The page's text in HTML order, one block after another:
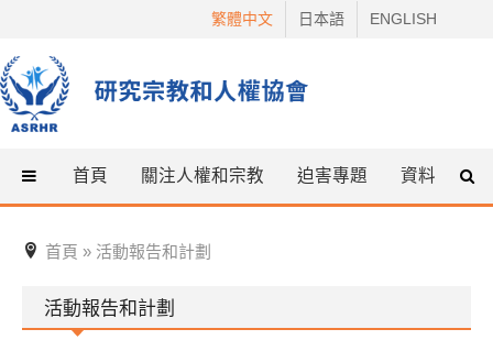
content
繁體中文 日本語 ENGLISH
首頁 關注人權和宗教 迫害專題 資料 什
首頁 » 活動報告和計劃
活動報告和計劃